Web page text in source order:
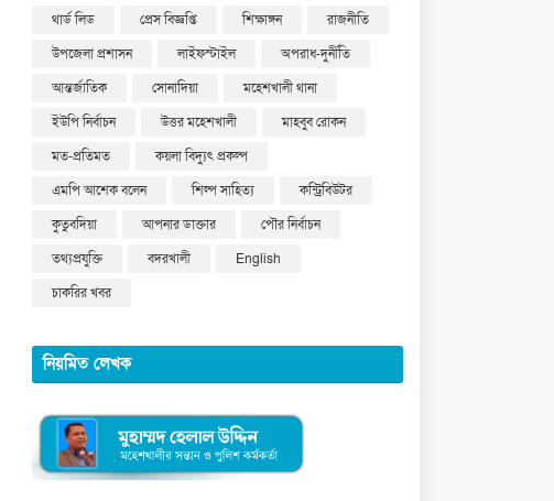
থার্ড লিড
প্রেস বিজ্ঞপ্তি শিক্ষাঙ্গন
রাজনীতি
উপজেলা প্রশাসন
লাইফস্টাইল
অপরাধ-দুর্নীতি
আন্তর্জাতিক
সোনাদিয়া
মহেশখালী থানা
ইউপি নির্বাচন
উত্তর মহেশখালী
মাহবুব রোকন
মত-প্রতিমত
কয়লা বিদ্যুৎ প্রকল্প
এমপি আশেক বলেন
শিল্প সাহিত্য
কন্ট্রিবিউটর
কুতুবদিয়া
আপনার ডাক্তার
পৌর নির্বাচন
তথ্যপ্রযুক্তি
বদরখালী
English
চাকরির খবর
নিয়মিত লেখক